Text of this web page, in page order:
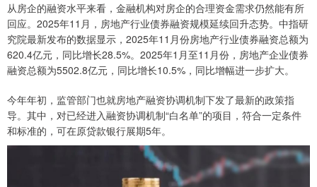
从房企的融资水平来看，金融机构对房企的合理资金需求仍然能有所
回应。2025年11月，房地产行业债券融资规模延续回升态势。中指研
究院最新发布的数据显示，2025年11月份房地产行业债券融资总额为
620.4亿元，同比增长28.5%。2025年1月至11月份，房地产企业债券
融资总额为5502.8亿元，同比增长10.5%，同比增幅进一步扩大。
今年年初，监管部门也就房地产融资协调机制下发了最新的政策指
导。其中，对已经进入融资协调机制“白名单”的项目，符合一定条件
和标准的，可在原贷款银行展期5年。